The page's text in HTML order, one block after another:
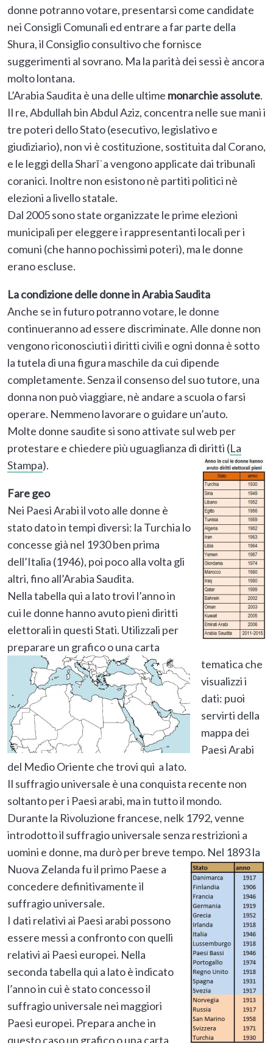
donne potranno votare, presentarsi come candidate
nei Consigli Comunali ed entrare a far parte della
Shura, il Consiglio consultivo che fornisce
suggerimenti al sovrano. Ma la parità dei sessi è ancora
molto lontana.
L’Arabia Saudita è una delle ultime monarchie assolute.
Il re, Abdullah bin Abdul Aziz, concentra nelle sue mani i
tre poteri dello Stato (esecutivo, legislativo e
giudiziario), non vi è costituzione, sostituita dal Corano,
e le leggi della Sharīʿa vengono applicate dai tribunali
coranici. Inoltre non esistono nè partiti politici nè
elezioni a livello statale.
Dal 2005 sono state organizzate le prime elezioni
municipali per eleggere i rappresentanti locali per i
comuni (che hanno pochissimi poteri), ma le donne
erano escluse.
La condizione delle donne in Arabia Saudita
Anche se in futuro potranno votare, le donne
continueranno ad essere discriminate. Alle donne non
vengono riconosciuti i diritti civili e ogni donna è sotto
la tutela di una figura maschile da cui dipende
completamente. Senza il consenso del suo tutore, una
donna non può viaggiare, nè andare a scuola o farsi
operare. Nemmeno lavorare o guidare un’auto.
Molte donne saudite si sono attivate sul web per
protestare e chiedere più uguaglianza di diritti (La
Stampa).
Fare geo
Nei Paesi Arabi il voto alle donne è
stato dato in tempi diversi: la Turchia lo
concesse già nel 1930 ben prima
dell’Italia (1946), poi poco alla volta gli
altri, fino all’Arabia Saudita.
Nella tabella qui a lato trovi l’anno in
cui le donne hanno avuto pieni diritti
elettorali in questi Stati. Utilizzali per
preparare un grafico o una carta
tematica che
visualizzi i
dati: puoi
servirti della
mappa dei
Paesi Arabi
del Medio Oriente che trovi qui a lato.
Il suffragio universale è una conquista recente non
soltanto per i Paesi arabi, ma in tutto il mondo.
Durante la Rivoluzione francese, nelk 1792, venne
introdotto il suffragio universale senza restrizioni a
uomini e donne, ma durò per breve tempo. Nel 1893 la
Nuova Zelanda fu il primo Paese a
concedere definitivamente il
suffragio universale.
I dati relativi ai Paesi arabi possono
essere messi a confronto con quelli
relativi ai Paesi europei. Nella
seconda tabella qui a lato è indicato
l’anno in cui è stato concesso il
suffragio universale nei maggiori
Paesi europei. Prepara anche in
questo caso un grafico o una carta